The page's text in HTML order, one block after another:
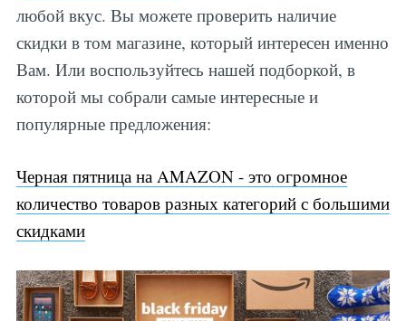
любой вкус. Вы можете проверить наличие
скидки в том магазине, который интересен именно
Вам. Или воспользуйтесь нашей подборкой, в
которой мы собрали самые интересные и
популярные предложения:
Черная пятница на AMAZON - это огромное
количество товаров разных категорий с большими
скидками